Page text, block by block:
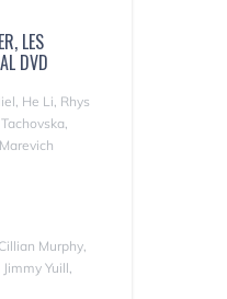
LES
DVD
He Li, Rhys
Murphy,
Yuill,